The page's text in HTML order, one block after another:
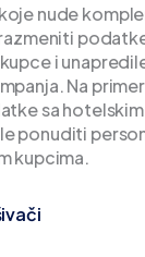
nude
i
Na
sa
ponuditi
kupcima.